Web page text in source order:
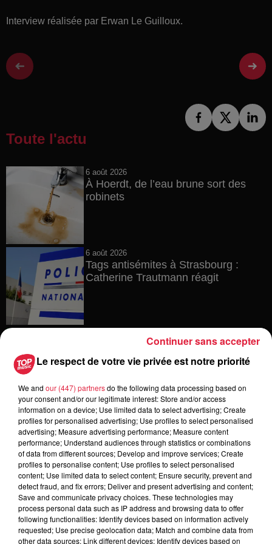
Interview réalisée par Erwan Le Guilloux.
Toute l'actu
6 août 2026
À Hoerdt, de l’eau brune sort des
robinets
6 août 2026
Tags antisémites à Strasbourg :
Catherine Trautmann réagit
Au zoo de Mulhouse : rencontre
avec les flamants rouges
6 août 2026
Les dernières infos sur la venue du
pape à Metz en septembre
5 août 2026
Europa-Park : des précisons sur
l’après Euro-Mir
Le respect de votre vie privée est notre priorité
We and our (447) partnersdo the following data processing based on
your consent and/or our legitimate interest: Store and/or access
information on a device; Use limited data to select advertising; Create
profiles for personalised advertising; Use profiles to select personalised
advertising; Measure advertising performance; Measure content
performance; Understand audiences through statistics or combinations
of data from different sources; Develop and improve services; Create
profiles to personalise content; Use profiles to select personalised
content; Use limited data to select content; Ensure security, prevent and
detect fraud, and fix errors; Deliver and present advertising and content;
Save and communicate privacy choices. These technologies may
process personal data such as IP address and browsing data to offer
following functionalities: Identify devices based on information actively
requested; Use precise geolocation data; Match and combine data from
other data sources; Link different devices; Identify devices based on
Continuer sans accepter